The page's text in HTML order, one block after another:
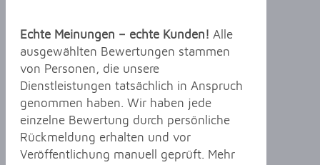
Echte Meinungen – echte Kunden! Alle
ausgewählten Bewertungen stammen
von Personen, die unsere
Dienstleistungen tatsächlich in Anspruch
genommen haben. Wir haben jede
einzelne Bewertung durch persönliche
Rückmeldung erhalten und vor
Veröffentlichung manuell geprüft. Mehr